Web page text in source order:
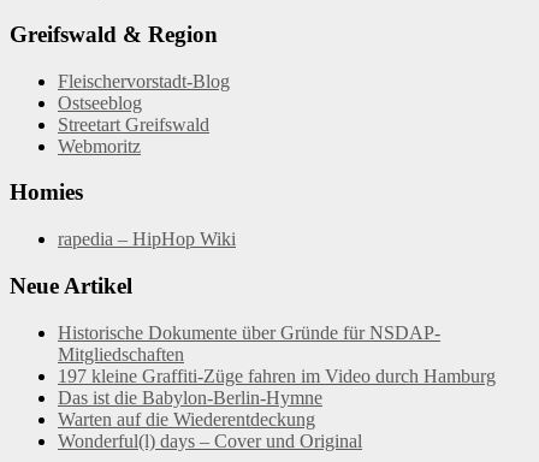
Greifswald & Region
Fleischervorstadt-Blog
Ostseeblog
Streetart Greifswald
Webmoritz
Homies
rapedia – HipHop Wiki
Neue Artikel
Historische Dokumente über Gründe für NSDAP-
Mitgliedschaften
197 kleine Graffiti-Züge fahren im Video durch Hamburg
Das ist die Babylon-Berlin-Hymne
Warten auf die Wiederentdeckung
Wonderful(l) days – Cover und Original